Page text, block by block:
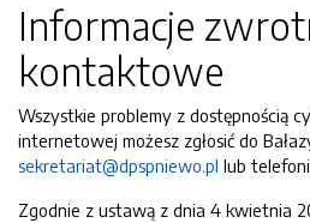
Informacje
kontaktowe
Wszystkie problemy z dostępnością
internetowej możesz zgłosić do
sekretariat@dpspniewo.pl lub
Zgodnie z ustawą z dnia 4 kwietnia